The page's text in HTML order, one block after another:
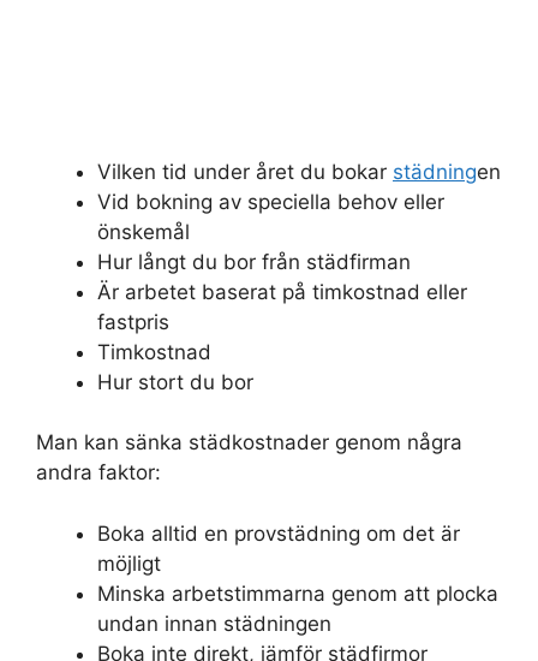
Vilken tid under året du bokar städningen
Vid bokning av speciella behov eller
önskemål
Hur långt du bor från städfirman
Är arbetet baserat på timkostnad eller
fastpris
Timkostnad
Hur stort du bor
Man kan sänka städkostnader genom några
andra faktor:
Boka alltid en provstädning om det är
möjligt
Minska arbetstimmarna genom att plocka
undan innan städningen
Boka inte direkt, jämför städfirmor